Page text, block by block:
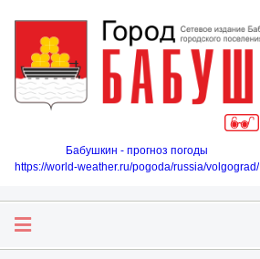
Бабушкин - прогноз погоды
https://world-weather.ru/pogoda/russia/volgograd/